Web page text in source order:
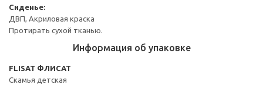
Сиденье:
ДВП, Акриловая краска
Протирать сухой тканью.
Информация об упаковке
FLISAT ФЛИСАТ
Скамья детская